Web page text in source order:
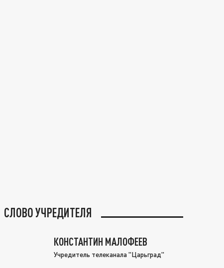
СЛОВО УЧРЕДИТЕЛЯ
КОНСТАНТИН МАЛОФЕЕВ
Учредитель телеканала "Царьград"